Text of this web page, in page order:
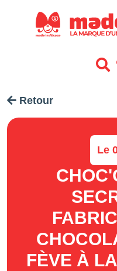
Retour
Le
FÈVE À